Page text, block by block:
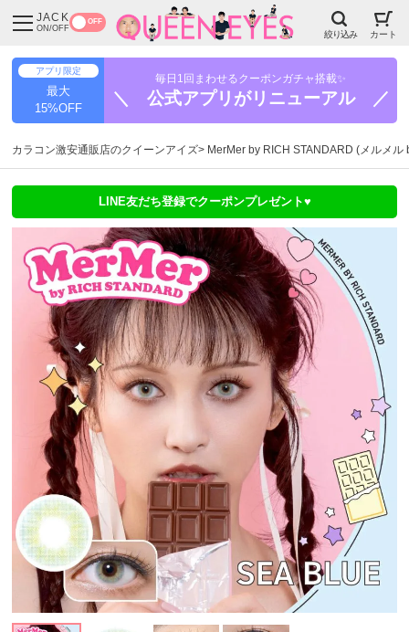
JACK
ON/OFF
OFF
絞り込み カート
アプリ限定
最大
15%OFF
毎日1回まわせるクーポンガチャ搭載✨
＼ 公式アプリがリニューアル ／
カラコン激安通販店のクイーンアイズ MerMer by RICH STANDARD (メルメル
LINE友だち登録でクーポンプレゼント♥